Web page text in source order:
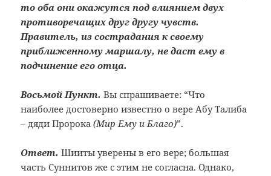
то оба они окажутся под влиянием двух
противоречащих друг другу чувств.
Правитель, из сострадания к своему
приближенному маршалу, не даст ему в
подчинение его отца.
Восьмой Пункт.Вы спрашиваете: “Что
наиболее достоверно известно о вере Абу Талиба
– дяди Пророка(Мир Ему и Благо)”.
Ответ. Шииты уверены в его вере; большая
часть Суннитов же с этим не согласна. Однако,